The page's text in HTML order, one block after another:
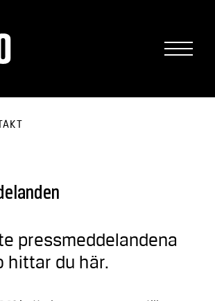
pressmeddelandena
hittar du här.